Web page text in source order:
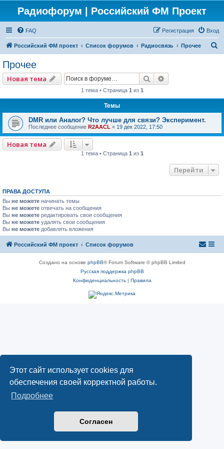
Этот сайт использует cookies для
обеспечения своей корректной работы.
Подробнее
Согласен
Радиофорум | Российский ФМ Проект
FAQ Вход
Регистрация
Российский ФМ проект Список форумов Радиосвязь Прочее
Прочее
Новая тема Поиск
1 тема • Страница 1 из 1
Темы
DMR или Аналог? Что лучше для связи? Эксперимент.
Последнее сообщение R2AACL « 19 дек 2022, 17:50
Новая тема
1 тема • Страница 1 из 1
Перейти
ПРАВА ДОСТУПА
Вы не можете начинать темы
Вы не можете отвечать на сообщения
Вы не можете редактировать свои сообщения
Вы не можете удалять свои сообщения
Вы не можете добавлять вложения
Российский ФМ проект Список форумов
Создано на основе phpBB® Forum Software © phpBB Limited
Русская поддержка phpBB
Конфиденциальность| Правила